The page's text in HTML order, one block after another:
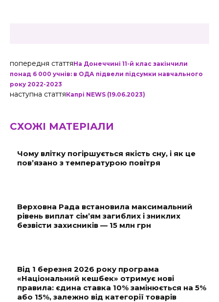
попередня статтяНа Донеччині 11-й клас закінчили
понад 6 000 учнів: в ОДА підвели підсумки навчального
року 2022-2023
наступна статтяКапрі NEWS (19.06.2023)
СХОЖІ МАТЕРІАЛИ
Чому влітку погіршується якість сну, і як це
пов’язано з температурою повітря
Верховна Рада встановила максимальний
рівень виплат сім’ям загиблих і зниклих
безвісти захисників — 15 млн грн
Від 1 березня 2026 року програма
«Національний кешбек» отримує нові
правила: єдина ставка 10% замінюється на 5%
або 15%, залежно від категорії товарів